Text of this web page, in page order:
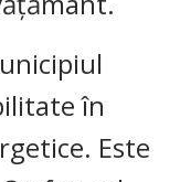
în
Este